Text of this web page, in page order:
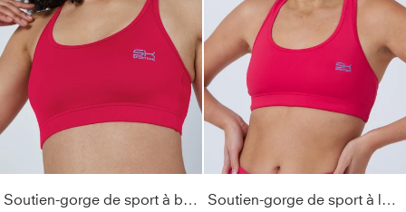
Soutien-gorge de sport à bretelles croisées, rose Soutien-gorge de sport à larges bretelles, rose